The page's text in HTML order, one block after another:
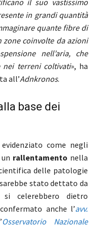
il suo vastissimo
in grandi quantità
quante fibre di
zone coinvolte da azioni
nell’aria, che
nei terreni coltivati», ha
all’Adnkronos.
base dei
come negli
rallentamento nella
delle patologie
stato dettato da
celerebbero dietro
anche l’avv.
Osservatorio Nazionale